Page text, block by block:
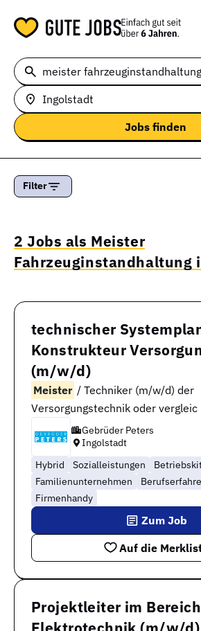
Filter
2 Jobs als Meister
Fahrzeuginstandhaltung
technischer
Konstrukteur
(m/w/d)
Meister / Techniker (m/w/d) der
Versorgungstechnik oder vergleic
Gebrüder Peters
Ingolstadt
Hybrid
Sozialleistungen
Familienunternehmen
Firmenhandy
Auf die
Zum Job
Projektleiter im Bereich